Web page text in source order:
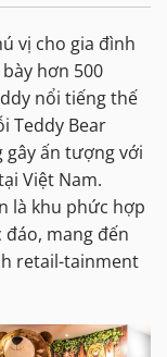
vị cho gia đình
hơn 500
nổi tiếng thế
Teddy Bear
gây ấn tượng với
Việt Nam.
là khu phức hợp
mang đến
retail-tainment